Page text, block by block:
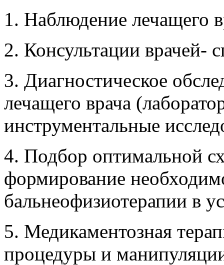
1. Наблюдение лечащего
2. Консультации врачей-
3. Диагностическое
лечащего врача
инструментальные
4. Подбор оптимальной
формирование
бальнеофизиотерапии в
5. Медикаментозная
процедуры и